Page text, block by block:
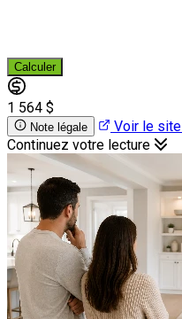
Calculer
1 564 $
Note légale Voir le site
Continuez votre lecture